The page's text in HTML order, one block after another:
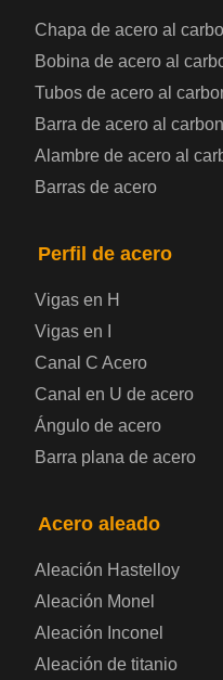
Bobina de chapa de
Chapa de acero para
Placa de acero para
presión
Placa de acero para
Chapa de acero a
Chapa de acero
Placa de acero
Placa de acero
Placa de acero para
Chapa de acero al
Bobina de acero al
Tubos de acero al
Barra de acero al
Alambre de acero al
Barras de acero
Perfil de acero
Vigas en H
Vigas en I
Canal C Acero
Canal en U de acero
Ángulo de acero
Barra plana de acero
Acero aleado
Aleación Hastelloy
Aleación Monel
Aleación Inconel
Aleación de titanio